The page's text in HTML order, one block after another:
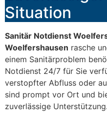
Situation
Sanitär Notdienst
Woelfershausen rasche
einem Sanitärproblem
Notdienst 24/7 für Sie
verstopfter Abfluss oder
sind prompt vor Ort und
zuverlässige Unterstützung.